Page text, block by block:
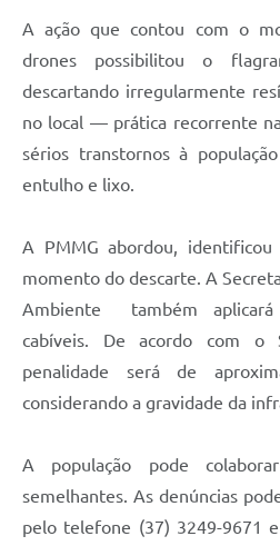
A ação que contou com o
drones possibilitou o
descartando irregularmente
no local — prática recorrente
sérios transtornos à
entulho e lixo.
A PMMG abordou,
momento do descarte. A
Ambiente também
cabíveis. De acordo com o
penalidade será de
considerando a gravidade da
A população pode
semelhantes. As denúncias
pelo telefone (37) 3249-9671